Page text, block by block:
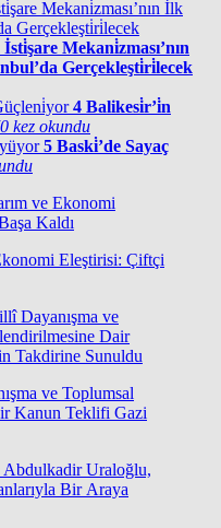
Mekani̇zması’nın
Gerçekleşti̇ri̇lecek
4 Balikesi̇r’i̇n
kez okundu
5 Baski̇’de Sayaç
Eleştirisi: Çiftçi
ve Toplumsal
Kanun Teklifi Gazi